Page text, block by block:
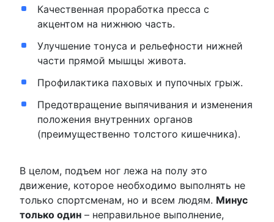
Качественная проработка пресса с
акцентом на нижнюю часть.
Улучшение тонуса и рельефности нижней
части прямой мышцы живота.
Профилактика паховых и пупочных грыж.
Предотвращение выпячивания и изменения
положения внутренних органов
(преимущественно толстого кишечника).
В целом, подъем ног лежа на полу это
движение, которое необходимо выполнять не
только спортсменам, но и всем людям. Минус
только один – неправильное выполнение,